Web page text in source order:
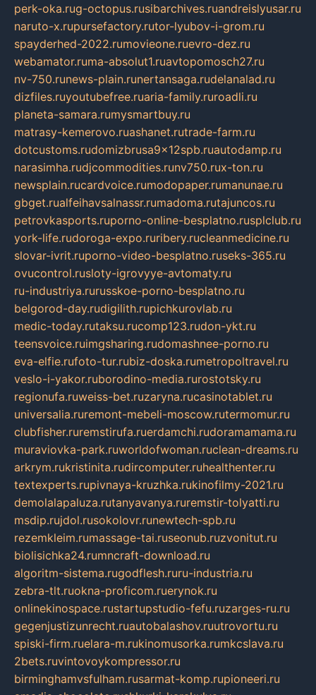
perk-oka.rug-octopus.rusibarchives.ruandreislyusar.ru
naruto-x.rupursefactory.rutor-lyubov-i-grom.ru
spayderhed-2022.rumovieone.ruevro-dez.ru
webamator.ruma-absolut1.ruavtopomosch27.ru
nv-750.runews-plain.runertansaga.rudelanalad.ru
dizfiles.ruyoutubefree.ruaria-family.ruroadli.ru
planeta-samara.rumysmartbuy.ru
matrasy-kemerovo.ruashanet.rutrade-farm.ru
dotcustoms.rudomizbrusa9x12spb.ruautodamp.ru
narasimha.rudjcommodities.runv750.rux-ton.ru
newsplain.rucardvoice.rumodopaper.rumanunae.ru
gbget.rualfeihavsalnassr.rumadoma.rutajuncos.ru
petrovkasports.ruporno-online-besplatno.rusplclub.ru
york-life.rudoroga-expo.ruribery.rucleanmedicine.ru
slovar-ivrit.ruporno-video-besplatno.ruseks-365.ru
ovucontrol.rusloty-igrovyye-avtomaty.ru
ru-industriya.rurusskoe-porno-besplatno.ru
belgorod-day.rudigilith.rupichkurovlab.ru
medic-today.rutaksu.rucomp123.rudon-ykt.ru
teensvoice.ruimgsharing.rudomashnee-porno.ru
eva-elfie.rufoto-tur.rubiz-doska.rumetropoltravel.ru
veslo-i-yakor.ruborodino-media.rurostotsky.ru
regionufa.ruweiss-bet.ruzaryna.rucasinotablet.ru
universalia.ruremont-mebeli-moscow.rutermomur.ru
clubfisher.ruremstirufa.ruerdamchi.rudoramamama.ru
muraviovka-park.ruworldofwoman.ruclean-dreams.ru
arkrym.rukristinita.rudircomputer.ruhealthenter.ru
textexperts.rupivnaya-kruzhka.rukinofilmy-2021.ru
demolalapaluza.rutanyavanya.ruremstir-tolyatti.ru
msdip.rujdol.rusokolovr.runewtech-spb.ru
rezemkleim.rumassage-tai.ruseonub.ruzvonitut.ru
biolisichka24.rumncraft-download.ru
algoritm-sistema.rugodflesh.ruru-industria.ru
zebra-tlt.ruokna-proficom.ruerynok.ru
onlinekinospace.rustartupstudio-fefu.ruzarges-ru.ru
gegenjustizunrecht.ruautobalashov.ruutrovortu.ru
spiski-firm.ruelara-m.rukinomusorka.rumkcslava.ru
2bets.ruvintovoykompressor.ru
birminghamvsfulham.rusarmat-komp.rupioneeri.ru